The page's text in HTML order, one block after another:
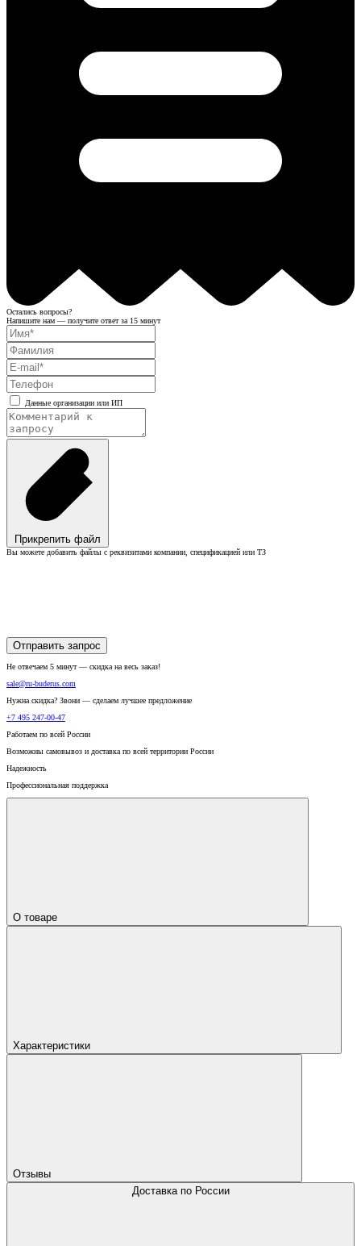
Остались вопросы?
Напишите нам — получите ответ за 15 минут
Данные организации или ИП
Прикрепить файл
Вы можете добавить файлы с реквизитами компании, спецификацией или ТЗ
Отправить запрос
Не отвечаем 5 минут — скидка на весь заказ!
sale@ru-buderus.com
Нужна скидка? Звони — сделаем лучшее предложение
+7 495 247-00-47
Работаем по всей России
Возможны самовывоз и доставка по всей территории России
Надежность
Профессиональная поддержка
О товаре
Характеристики
Отзывы
Доставка по России